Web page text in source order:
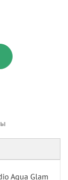
Aqua Glam